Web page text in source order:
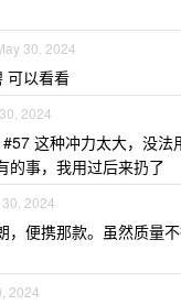
30, 2024
可以看看
2024
#57 这种冲力太大，没法
的事，我用过后来扔了
2024
，便携那款。虽然质量
2024